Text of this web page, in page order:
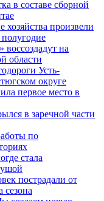
в составе сборной
произвели
воссоздадут на
области
Усть-
округе
первое место в
в заречной части
по
стала
пострадали от
сезона